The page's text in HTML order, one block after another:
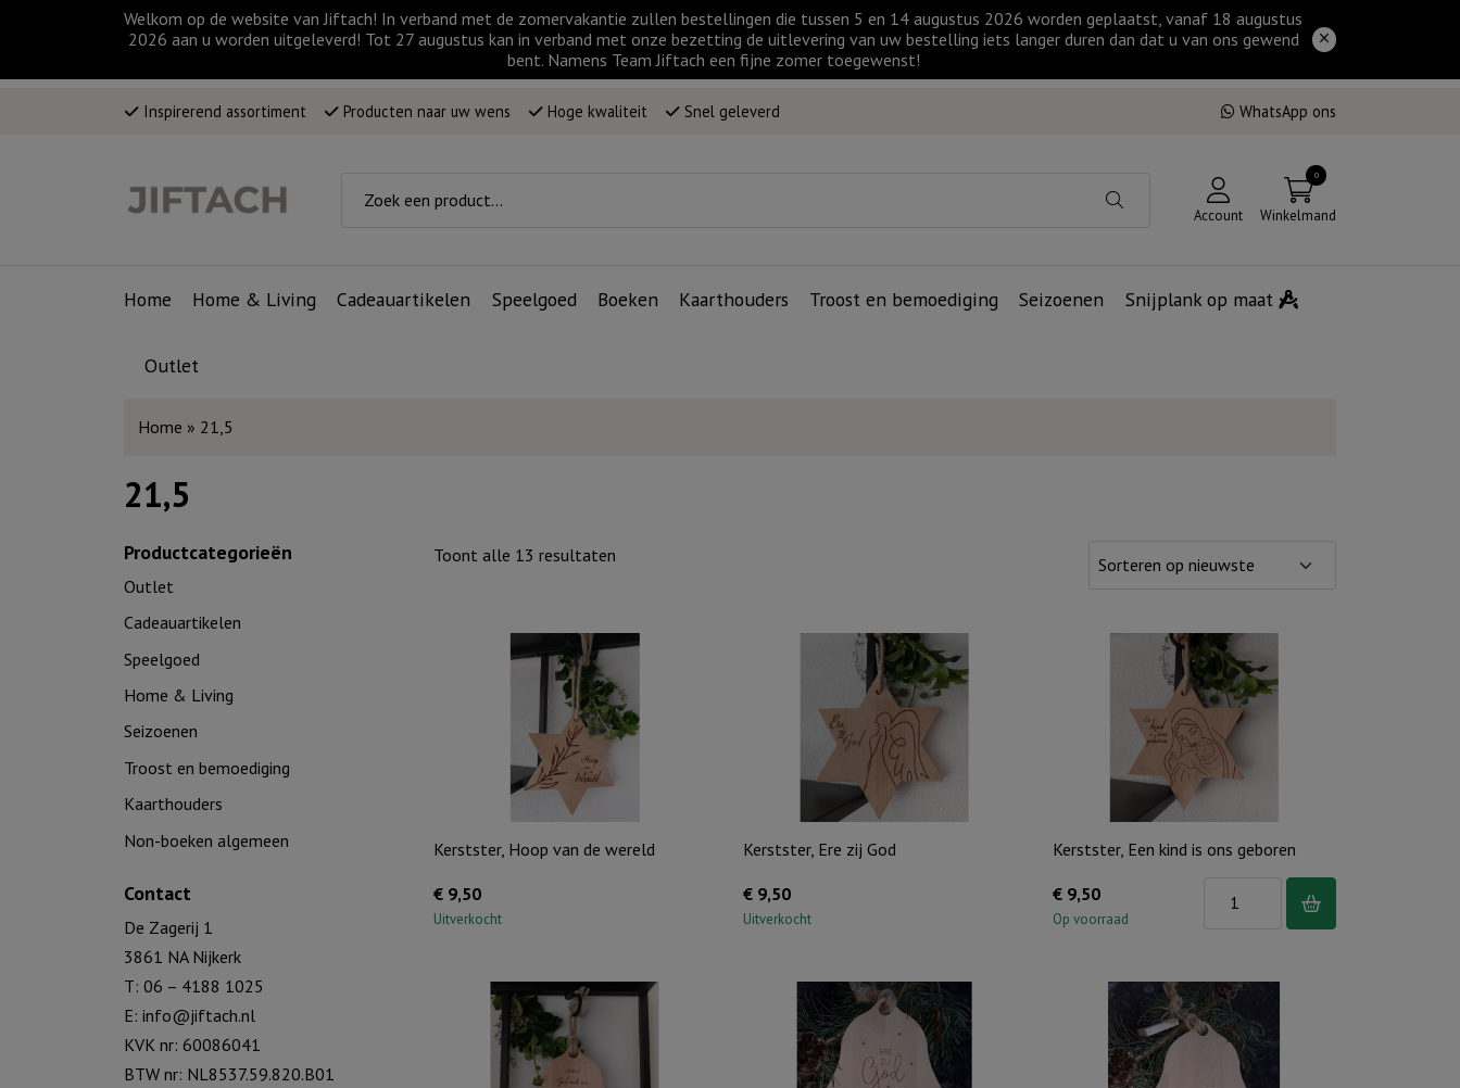
Welkom op de website van Jiftach! In verband met de zomervakantie zullen bestellingen die tussen 5 en 14 augustus 2026 worden geplaatst, vanaf 18 augustus
2026 aan u worden uitgeleverd! Tot 27 augustus kan in verband met onze bezetting de uitlevering van uw bestelling iets langer duren dan dat u van ons gewend
bent. Namens Team Jiftach een fijne zomer toegewenst!
Inspirerend assortiment Producten naar uw wens Hoge kwaliteit Snel geleverd WhatsApp ons
Account
0
Winkelmand
Home Home & Living Cadeauartikelen Speelgoed Boeken Kaarthouders Troost en bemoediging Seizoenen Snijplank op maat
Outlet
Home » 21,5
21,5
Productcategorieën
Outlet
Cadeauartikelen
Speelgoed
Home & Living
Seizoenen
Troost en bemoediging
Kaarthouders
Non-boeken algemeen
Contact
De Zagerij 1
3861 NA Nijkerk
T: 06 – 4188 1025
E: info@jiftach.nl
KVK nr: 60086041
BTW nr: NL8537.59.820.B01
Toont alle 13 resultaten
Kerstster, Hoop van de wereld
€ 9,50
Uitverkocht
Kerstster, Ere zij God
€9,50
Uitverkocht
Kerstster, Een kind is ons geboren
€9,50
Op voorraad
is
ons
geboren
aantal